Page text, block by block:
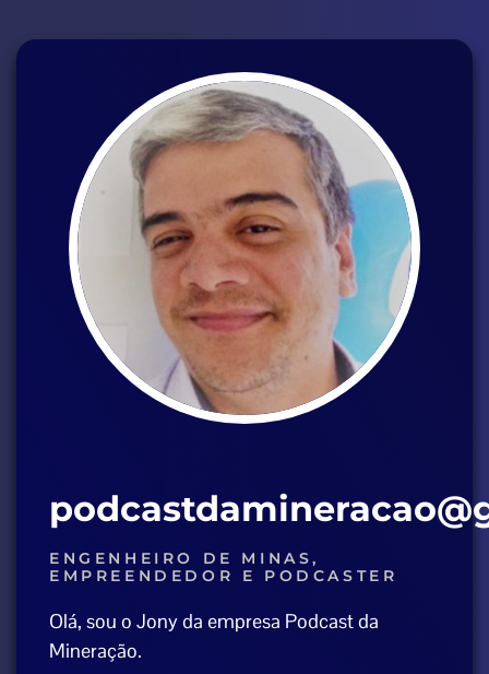
ENGENHEIRO DE MINAS,
EMPREENDEDOR E PODCASTER
Olá, sou o Jony da empresa Podcast da
Mineração.